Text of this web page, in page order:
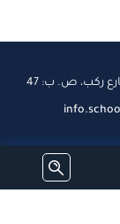
ركب، ص. ب: 47
اشترك